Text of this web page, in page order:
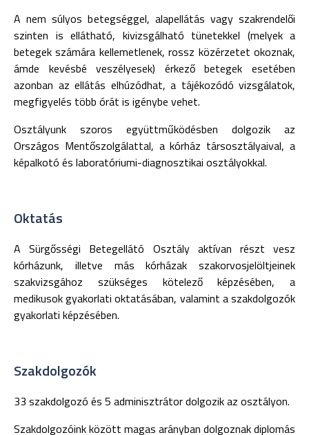
A nem súlyos betegséggel, alapellátás vagy szakrendelői
szinten is ellátható, kivizsgálható tünetekkel (melyek a
betegek számára kellemetlenek, rossz közérzetet okoznak,
ámde kevésbé veszélyesek) érkező betegek esetében
azonban az ellátás elhúzódhat, a tájékozódó vizsgálatok,
megfigyelés több órát is igénybe vehet.
Osztályunk szoros együttműködésben dolgozik az
Országos Mentőszolgálattal, a kórház társosztályaival, a
képalkotó és laboratóriumi-diagnosztikai osztályokkal.
Oktatás
A Sürgősségi Betegellátó Osztály aktívan részt vesz
kórházunk, illetve más kórházak szakorvosjelöltjeinek
szakvizsgához szükséges kötelező képzésében, a
medikusok gyakorlati oktatásában, valamint a szakdolgozók
gyakorlati képzésében.
Szakdolgozók
33 szakdolgozó és 5 adminisztrátor dolgozik az osztályon.
Szakdolgozóink között magas arányban dolgoznak diplomás